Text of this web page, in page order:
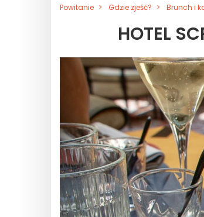
Powitanie Gdzie zjeść? Brunch i
HOTEL